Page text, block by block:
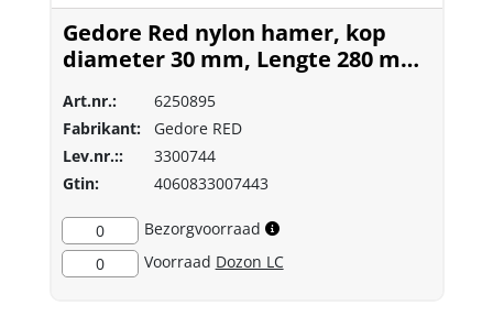
Gedore Red nylon hamer, kop
diameter 30 mm, Lengte 280 mm,
Art.nr.:
6250895
Fabrikant:
Gedore RED
Lev.nr.::
3300744
Gtin:
4060833007443
0
Bezorgvoorraad
0
Voorraad Dozon LC